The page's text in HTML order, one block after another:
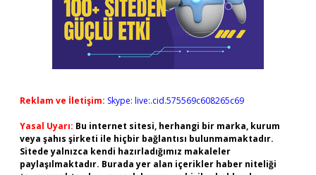
Reklam ve İletişim: Skype: live:.cid.575569c608265c69
Yasal Uyarı: Bu internet sitesi, herhangi bir marka, kurum
veya şahıs şirketi ile hiçbir bağlantısı bulunmamaktadır.
Sitede yalnızca kendi hazırladığımız makaleler
paylaşılmaktadır. Burada yer alan içerikler haber niteliği